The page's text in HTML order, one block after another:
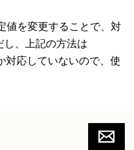
値を変更することで、対
し、上記の方法は
対応していないので、使